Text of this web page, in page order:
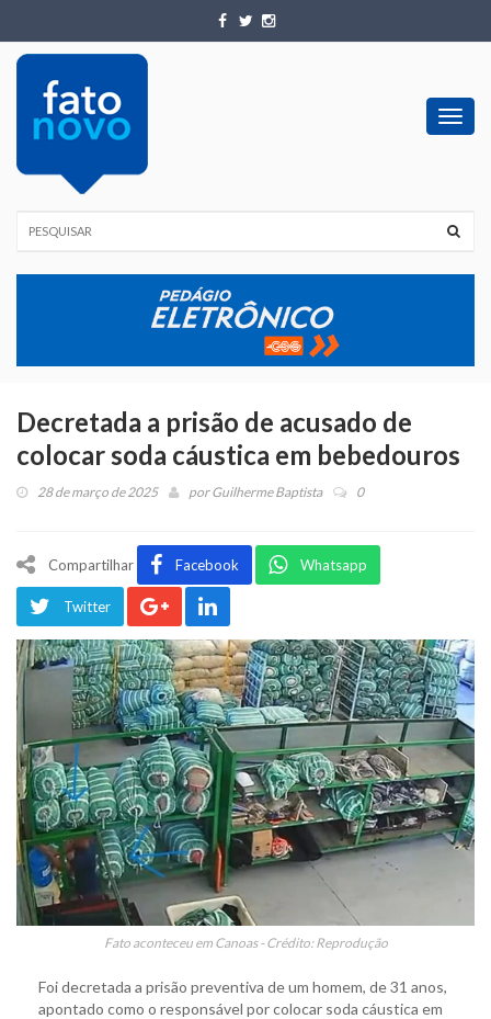
Decretada a prisão de acusado de
colocar soda cáustica em bebedouros
28 de março de 2025 porGuilherme Baptista 0
Compartilhar Facebook Whatsapp
Twitter
Fato aconteceu em Canoas - Crédito: Reprodução
Foi decretada a prisão preventiva de um homem, de 31 anos,
apontado como o responsável por colocar soda cáustica em